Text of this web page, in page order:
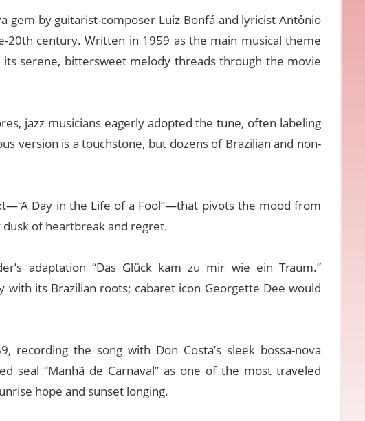
gem by guitarist-composer Luiz Bonfá and lyricist Antônio
20th century. Written in 1959 as the main musical theme
its serene, bittersweet melody threads through the movie
jazz musicians eagerly adopted the tune, often labeling
version is a touchstone, but dozens of Brazilian and non-
Day in the Life of a Fool”—that pivots the mood from
of heartbreak and regret.
adaptation “Das Glück kam zu mir wie ein Traum.”
its Brazilian roots; cabaret icon Georgette Dee would
the song with Don Costa’s sleek bossa-nova
seal “Manhã de Carnaval” as one of the most traveled
hope and sunset longing.